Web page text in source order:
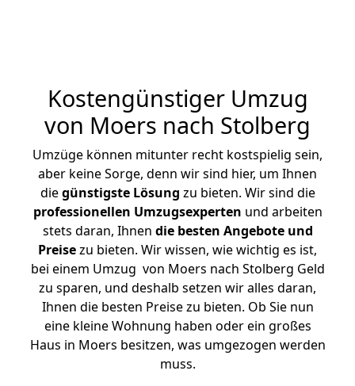
Kostengünstiger Umzug
von Moers nach Stolberg
Umzüge können mitunter recht kostspielig sein,
aber keine Sorge, denn wir sind hier, um Ihnen
diegünstigste Lösung zu bieten. Wir sind die
professionellen Umzugsexperten und arbeiten
stets daran, Ihnen die besten Angebote und
Preisezu bieten. Wir wissen, wie wichtig es ist,
bei einem Umzug von Moers nach Stolberg Geld
zu sparen, und deshalb setzen wir alles daran,
Ihnen die besten Preise zu bieten. Ob Sie nun
eine kleine Wohnung haben oder ein großes
Haus in Moers besitzen, was umgezogen werden
muss.